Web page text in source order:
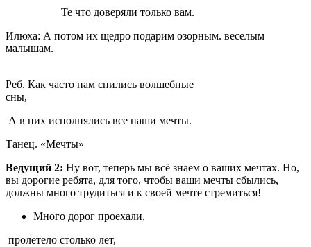
Те что доверяли только вам.
Илюха: А потом их щедро подарим озорным. веселым
малышам.
Реб. Как часто нам снились волшебные
сны,
А в них исполнялись все наши мечты.
Танец. «Мечты»
Ведущий 2: Ну вот, теперь мы всё знаем о ваших мечтах. Но,
вы дорогие ребята, для того, чтобы ваши мечты сбылись,
должны много трудиться и к своей мечте стремиться!
Много дорог проехали,
пролетело столько лет,